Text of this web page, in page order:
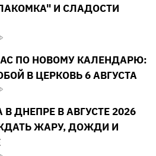
И СЛАДОСТИ
ПО НОВОМУ КАЛЕНДАРЮ:
В ЦЕРКОВЬ 6 АВГУСТА
ДНЕПРЕ В АВГУСТЕ 2026
ЖАРУ, ДОЖДИ И